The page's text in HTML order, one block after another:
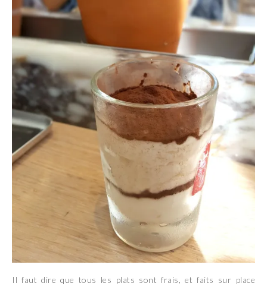
Il faut dire que tous les plats sont frais, et faits sur place